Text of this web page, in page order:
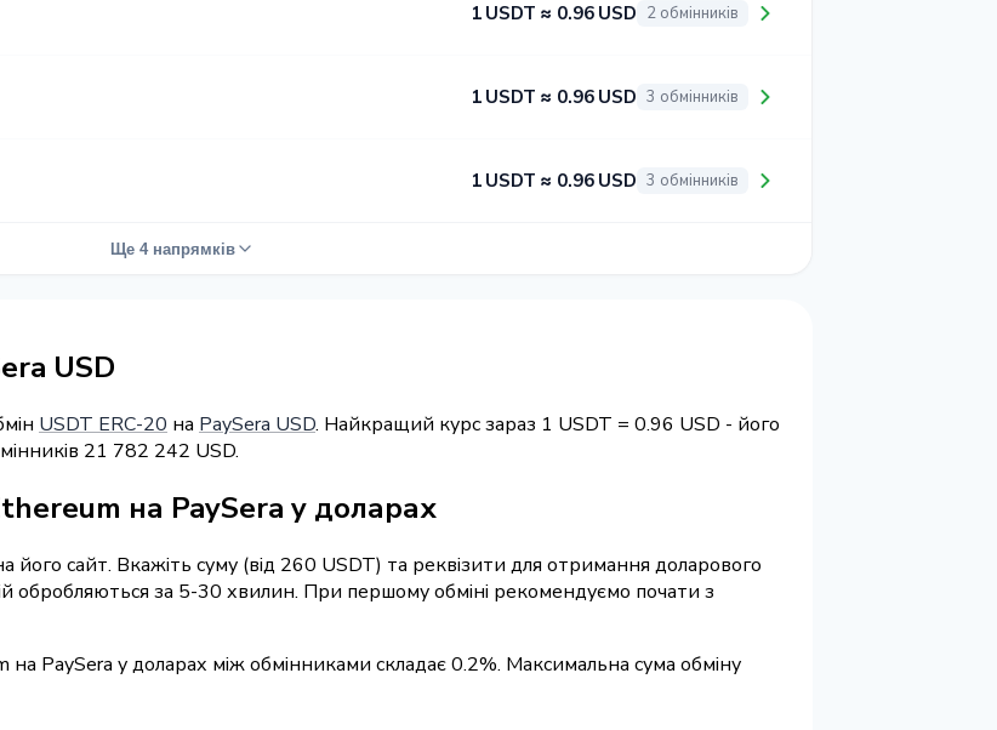
1 USDT ≈ 0.96 USD 2 обмінників
1 USDT ≈ 0.96 USD 3 обмінників
1 USDT ≈ 0.96 USD 3 обмінників
Ще 4 напрямків
USD
USDT ERC-20 на PaySera USD. Найкращий курс зараз 1 USDT = 0.96 USD - його
21 782 242 USD.
на PaySera у доларах
його сайт. Вкажіть суму (від 260 USDT) та реквізити для отримання доларового
обробляються за 5-30 хвилин. При першому обміні рекомендуємо почати з
на PaySera у доларах між обмінниками складає 0.2%. Максимальна сума обміну